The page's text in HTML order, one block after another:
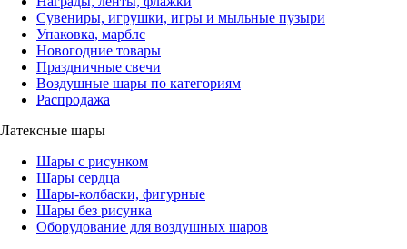
Сувениры, игрушки, игры и мыльные пузыри
Упаковка, марблс
Новогодние товары
Праздничные свечи
Воздушные шары по категориям
Распродажа
Латексные шары
Шары с рисунком
Шары сердца
Шары-колбаски, фигурные
Шары без рисунка
Оборудование для воздушных шаров